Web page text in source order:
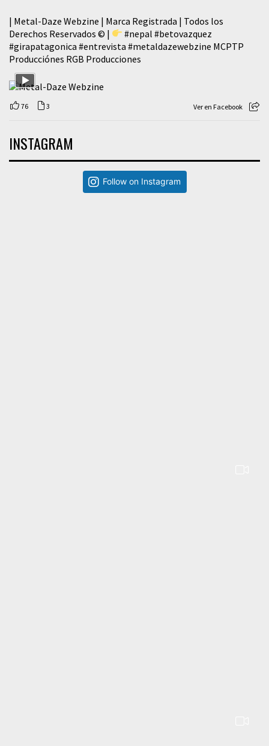
| Metal-Daze Webzine | Marca Registrada | Todos los
Derechos Reservados © |
#nepal #betovazquez
#girapatagonica #entrevista #metaldazewebzine MCPTP
Producciónes RGB Producciones
76 3 Ver en Facebook
INSTAGRAM
Follow on Instagram